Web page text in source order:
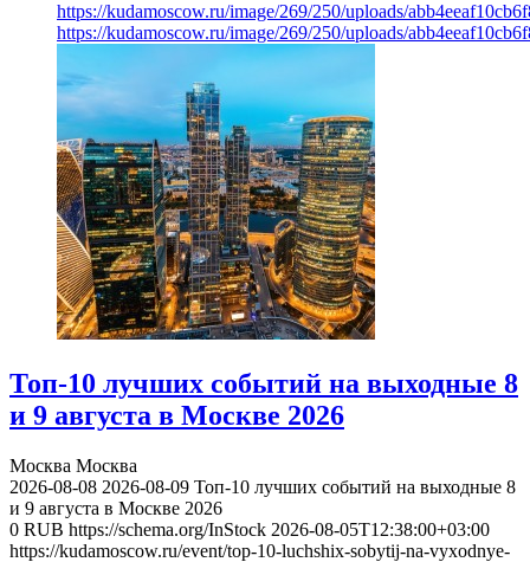
https://kudamoscow.ru/image/269/250/uploads/
https://kudamoscow.ru/image/269/250/uploads/
Топ-10 лучших событий на выходные 8
и 9 августа в Москве 2026
Москва Москва
2026-08-08 2026-08-09 Топ-10 лучших событий на выходные 8
и 9 августа в Москве 2026
0 RUB https://schema.org/InStock 2026-08-05T12:38:00+03:00
https://kudamoscow.ru/event/top-10-luchshix-sobytij-na-vyxodnye-